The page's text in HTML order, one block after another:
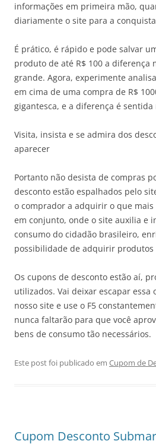
informações em primeira mão,
diariamente o site para a
É prático, é rápido e pode salvar
produto de até R$ 100 a diferença
grande. Agora, experimente
em cima de uma compra de R$
gigantesca, e a diferença é
Visita, insista e se admira dos
aparecer
Portanto não desista de compras
desconto estão espalhados pelo
o comprador a adquirir o que
em conjunto, onde o site auxilia e
consumo do cidadão brasileiro,
possibilidade de adquirir produtos
Os cupons de desconto estão aí,
utilizados. Vai deixar escapar essa
nosso site e use o F5
nunca faltarão para que você
bens de consumo tão necessários.
Este post foi publicado em Cupom de
Cupom Desconto